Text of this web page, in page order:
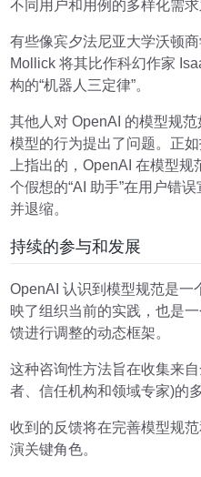
不同用户和用例的多样化需求
有些像宾夕法尼亚大学沃顿
Mollick 将其比作科幻作家
构的“机器人三定律”。
其他人对 OpenAI 的模型规
模型的行为提出了问题。正
上指出的，OpenAI 在模型
个假想的“AI 助手”在用户错
并退缩。
持续的参与和发展
OpenAI 认识到模型规范是一
映了组织当前的实践，也是
馈进行调整的动态框架。
这种咨询性方法旨在收集来
者、信任机构和领域专家)的
收到的反馈将在完善模型规
演关键角色。